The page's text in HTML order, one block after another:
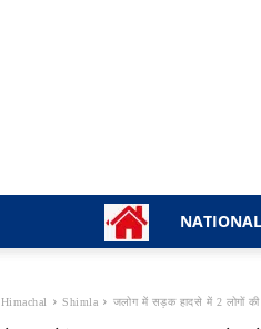
NATIONAL
Himachal Shimla जलोग में सड़क हादसे में 2 लोगों की